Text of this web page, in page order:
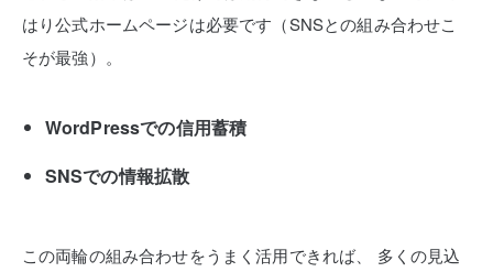
はり公式ホームページは必要です（SNSとの組み合わせこ
そが最強）。
WordPressでの信用蓄積
SNSでの情報拡散
この両輪の組み合わせをうまく活用できれば、
多くの見込